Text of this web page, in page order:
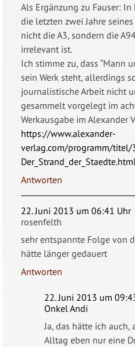
Als Ergänzung zu Fauser:
die letzten zwei Jahre
nicht die A3, sondern die
irrelevant ist.
Ich stimme zu, dass “Mann
sein Werk steht, allerdings
journalistische Arbeit nicht
gesammelt vorgelegt im
Werkausgabe im Alexander
https://www.alexander-
verlag.com/programm/titel/
Der_Strand_der_Staedte.html
Antworten
22. Juni 2013 um 06:41 Uhr
rosenfelth
sehr entspannte Folge von
hätte länger gedauert
Antworten
22. Juni 2013 um
Onkel Andi
Ja, das hätte ich
Alltag eben nur eine